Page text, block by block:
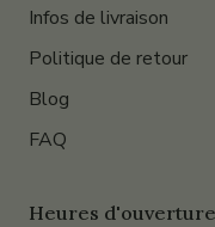
Infos de livraison
Politique de retour
Blog
FAQ
Heures d'ouverture